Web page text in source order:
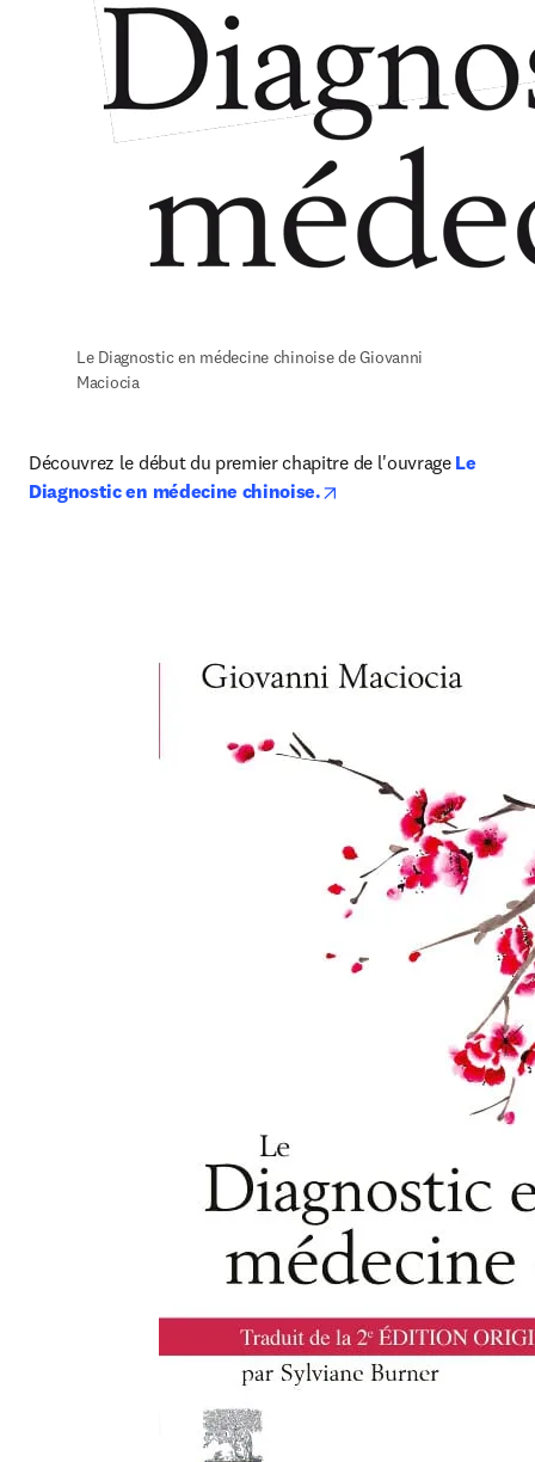
Le Diagnostic en médecine chinoise de Giovanni
Maciocia
Découvrez le début du premier chapitre de l'ouvrage Le
Diagnostic en médecine chinoise.